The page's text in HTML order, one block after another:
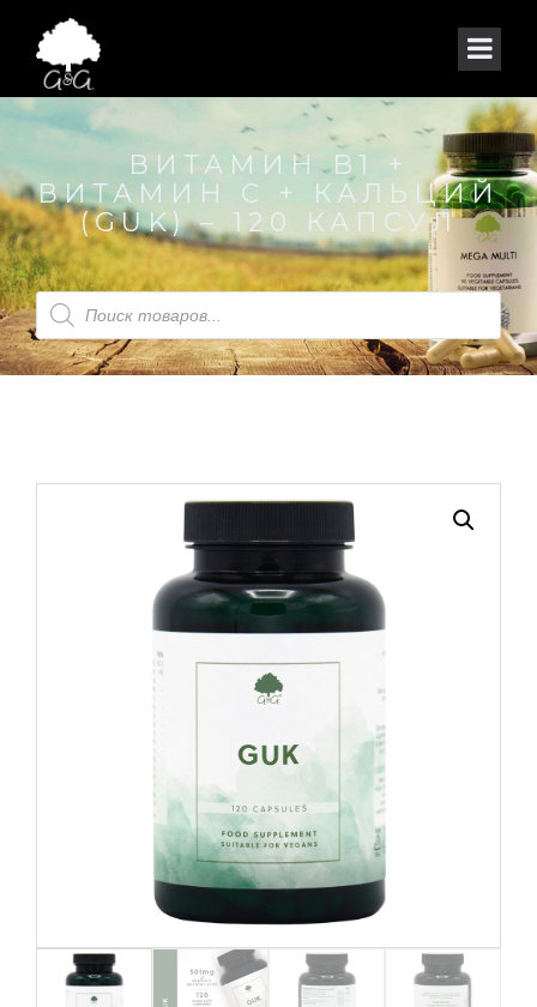
ВИТАМИН B1 +
ВИТАМИН С + КАЛЬЦИЙ
(GUK) – 120 КАПСУЛ
Поиск
товаров